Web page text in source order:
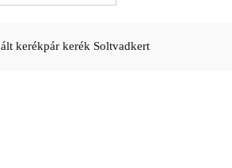
kerékpár kerék Soltvadkert